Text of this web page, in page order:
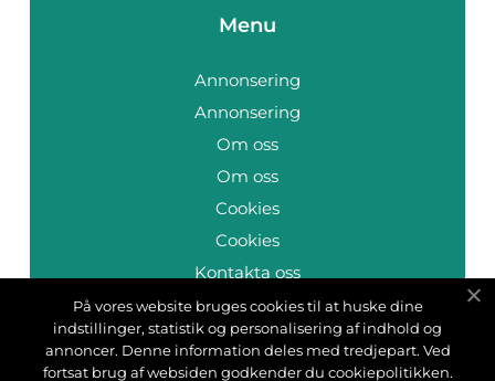
Menu
Annonsering
Annonsering
Om oss
Om oss
Cookies
Cookies
Kontakta oss
Kontakta oss
Sitemap
Sitemap
På vores website bruges cookies til at huske dine
indstillinger, statistik og personalisering af indhold og
annoncer. Denne information deles med tredjepart. Ved
fortsat brug af websiden godkender du cookiepolitikken.